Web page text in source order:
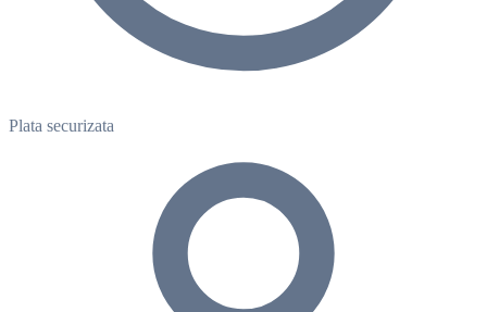
Plata securizata